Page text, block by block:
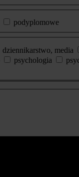
podyplomowe
dziennikarstwo, media
psychologia